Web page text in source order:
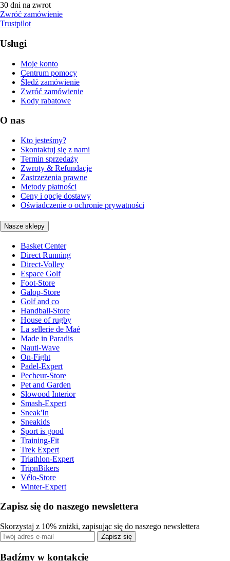
30 dni na zwrot
Zwróć zamówienie
Trustpilot
Usługi
Moje konto
Centrum pomocy
Śledź zamówienie
Zwróć zamówienie
Kody rabatowe
O nas
Kto jesteśmy?
Skontaktuj się z nami
Termin sprzedaży
Zwroty & Refundacje
Zastrzeżenia prawne
Metody płatności
Ceny i opcje dostawy
Oświadczenie o ochronie prywatności
Nasze sklepy
Basket Center
Direct Running
Direct-Volley
Espace Golf
Foot-Store
Galop-Store
Golf and co
Handball-Store
House of rugby
La sellerie de Maé
Made in Paradis
Nauti-Wave
On-Fight
Padel-Expert
Pecheur-Store
Pet and Garden
Slowood Interior
Smash-Expert
Sneak'In
Sneakids
Sport is good
Training-Fit
Trek Expert
Triathlon-Expert
TripnBikers
Vélo-Store
Winter-Expert
Zapisz się do naszego newslettera
Skorzystaj z 10% zniżki, zapisując się do naszego newslettera
Zapisz się
Bądźmy w kontakcie